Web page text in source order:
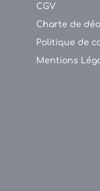
CGV
Charte de
Politique de
Mentions